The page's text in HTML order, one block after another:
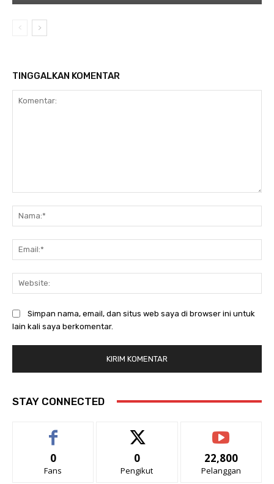
TINGGALKAN KOMENTAR
Simpan nama, email, dan situs web saya di browser ini untuk
lain kali saya berkomentar.
STAY CONNECTED
0
Fans
0
Pengikut
22,800
Pelanggan